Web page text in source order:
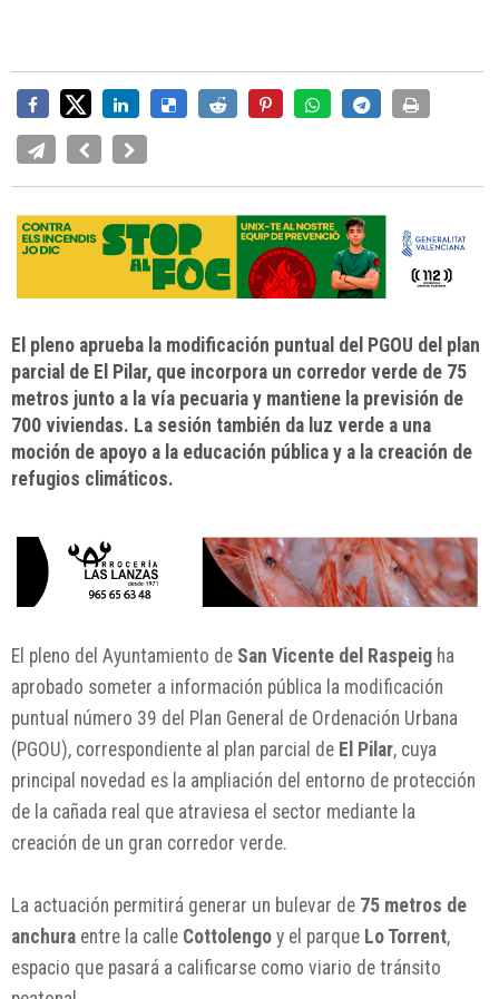
El pleno aprueba la modificación puntual del PGOU del plan
parcial de El Pilar, que incorpora un corredor verde de 75
metros junto a la vía pecuaria y mantiene la previsión de
700 viviendas. La sesión también da luz verde a una
moción de apoyo a la educación pública y a la creación de
refugios climáticos.
El pleno del Ayuntamiento de San Vicente del Raspeig ha
aprobado someter a información pública la modificación
puntual número 39 del Plan General de Ordenación Urbana
(PGOU), correspondiente al plan parcial de El Pilar, cuya
principal novedad es la ampliación del entorno de protección
de la cañada real que atraviesa el sector mediante la
creación de un gran corredor verde.
La actuación permitirá generar un bulevar de 75 metros de
anchura entre la calle Cottolengo y el parque Lo Torrent,
espacio que pasará a calificarse como viario de tránsito